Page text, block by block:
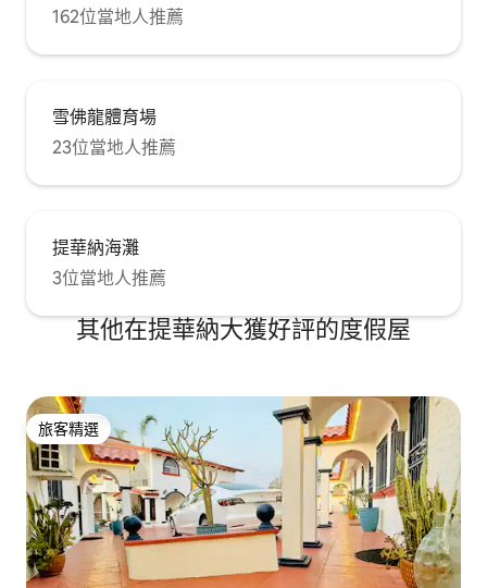
162位當地人推薦
雪佛龍體育場
23位當地人推薦
提華納海灘
3位當地人推薦
其他在提華納大獲好評的度假屋
旅客精選
旅客精選